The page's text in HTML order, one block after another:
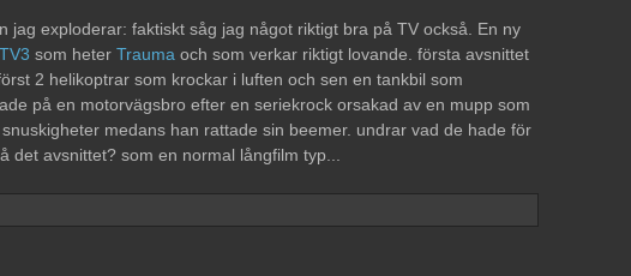
jag exploderar: faktiskt såg jag något riktigt bra på TV också. En ny
TV3 som heter Trauma och som verkar riktigt lovande. första avsnittet
2 helikoptrar som krockar i luften och sen en tankbil som
på en motorvägsbro efter en seriekrock orsakad av en mupp som
snuskigheter medans han rattade sin beemer. undrar vad de hade för
det avsnittet? som en normal långfilm typ...